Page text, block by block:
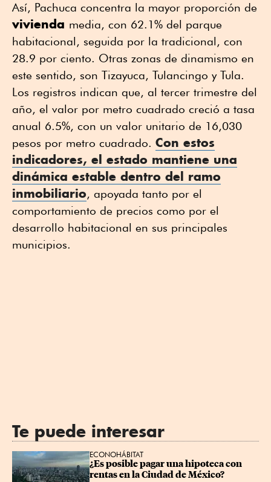
Así, Pachuca concentra la mayor proporción de
vivienda media, con 62.1% del parque
habitacional, seguida por la tradicional, con
28.9 por ciento. Otras zonas de dinamismo en
este sentido, son Tizayuca, Tulancingo y Tula.
Los registros indican que, al tercer trimestre del
año, el valor por metro cuadrado creció a tasa
anual 6.5%, con un valor unitario de 16,030
pesos por metro cuadrado. Con estos
indicadores, el estado mantiene una
dinámica estable dentro del ramo
inmobiliario, apoyada tanto por el
comportamiento de precios como por el
desarrollo habitacional en sus principales
municipios.
Te puede interesar
ECONOHÁBITAT
¿Es posible pagar una hipoteca con
rentas en la Ciudad de México?